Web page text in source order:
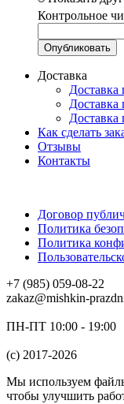
Контрольное
Доставка
Доставка
Как сделать
Отзывы
Контакты
Договор
Политика
Политика
+7 (985) 059-08-22
zakaz@mishkin-
ПН-ПТ 10:00 - 19:00
(c) 2017-2026
Мы используем
чтобы улучшить